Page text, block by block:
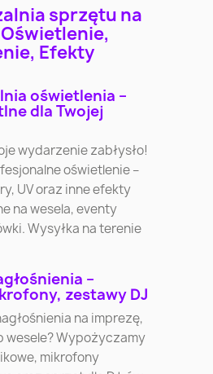
sprzętu na
Efekty
oświetlenia –
dla Twojej
wydarzenie zabłysło!
oświetlenie –
UV oraz inne efekty
na wesela, eventy
Wysyłka na terenie
–
zestawy DJ
na imprezę,
wesele? Wypożyczamy
mikrofony